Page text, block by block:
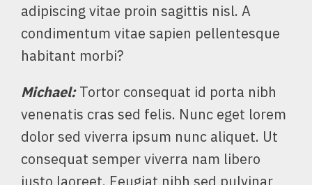
adipiscing vitae proin sagittis nisl. A
condimentum vitae sapien pellentesque
habitant morbi?
Michael:Tortor consequat id porta nibh
venenatis cras sed felis. Nunc eget lorem
dolor sed viverra ipsum nunc aliquet. Ut
consequat semper viverra nam libero
justo laoreet. Feugiat nibh sed pulvinar